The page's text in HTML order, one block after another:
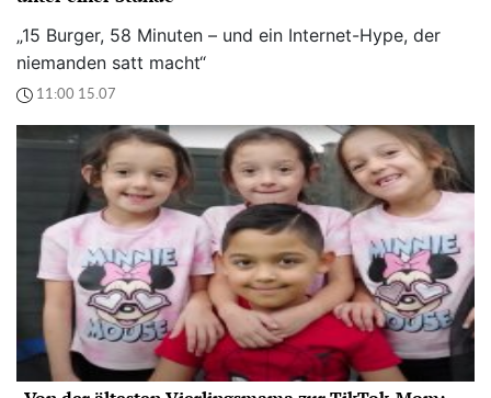
„15 Burger, 58 Minuten – und ein Internet-Hype, der
niemanden satt macht“
11:00 15.07